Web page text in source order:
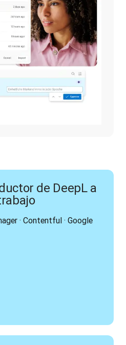
de DeepL a
· Contentful · Google